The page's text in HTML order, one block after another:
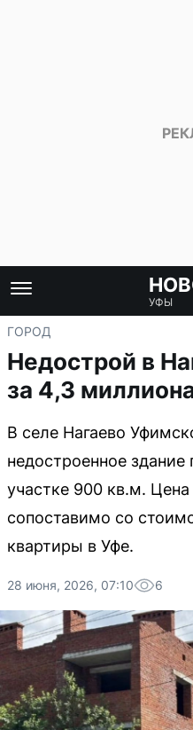
УФЫ
ГОРОД
Недострой в
за 4,3
В селе Нагаево
недостроенное
участке 900 кв.м.
сопоставимо со
квартиры в Уфе.
28 июня, 2026, 07:10 6